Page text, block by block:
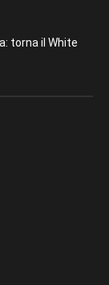
torna il White